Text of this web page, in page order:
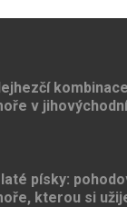
v
písky:
kterou si